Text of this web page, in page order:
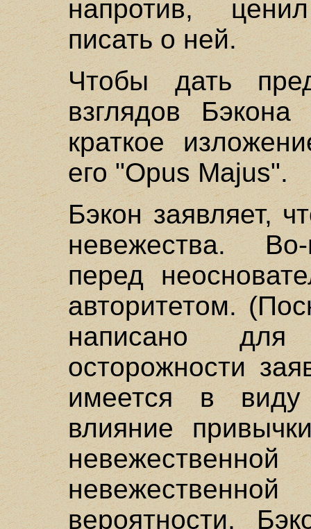
напротив,
писать о ней.
Чтобы дать
взглядов
краткое
его "Opus Majus".
Бэкон заявляет,
невежества.
перед
авторитетом.
написано
осторожности
имеется в виду
влияние
вероятности,